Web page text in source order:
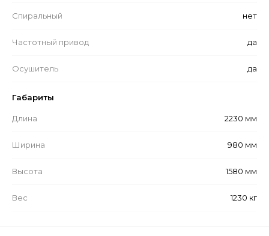
Спиральный нет
Частотный привод да
Осушитель да
Габариты
Длина 2230 мм
Ширина 980 мм
Высота 1580 мм
Вес 1230 кг